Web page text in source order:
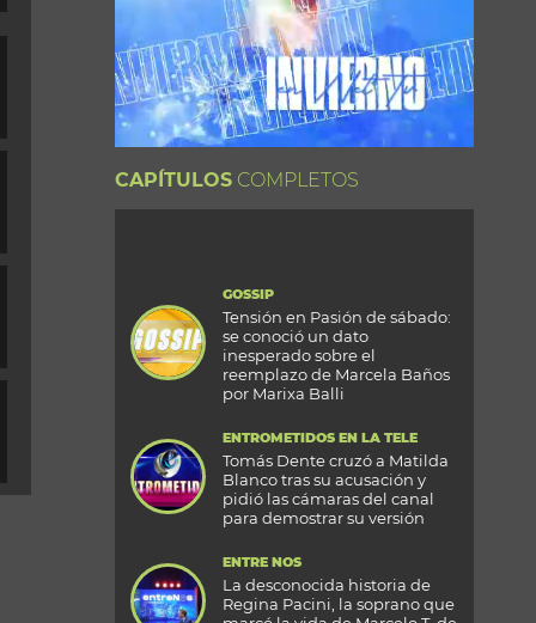
CAPÍTULOS COMPLETOS
GOSSIP
Tensión en Pasión de sábado:
se conoció un dato
inesperado sobre el
reemplazo de Marcela Baños
por Marixa Balli
ENTROMETIDOS EN LA TELE
Tomás Dente cruzó a Matilda
Blanco tras su acusación y
pidió las cámaras del canal
para demostrar su versión
ENTRE NOS
La desconocida historia de
Regina Pacini, la soprano que